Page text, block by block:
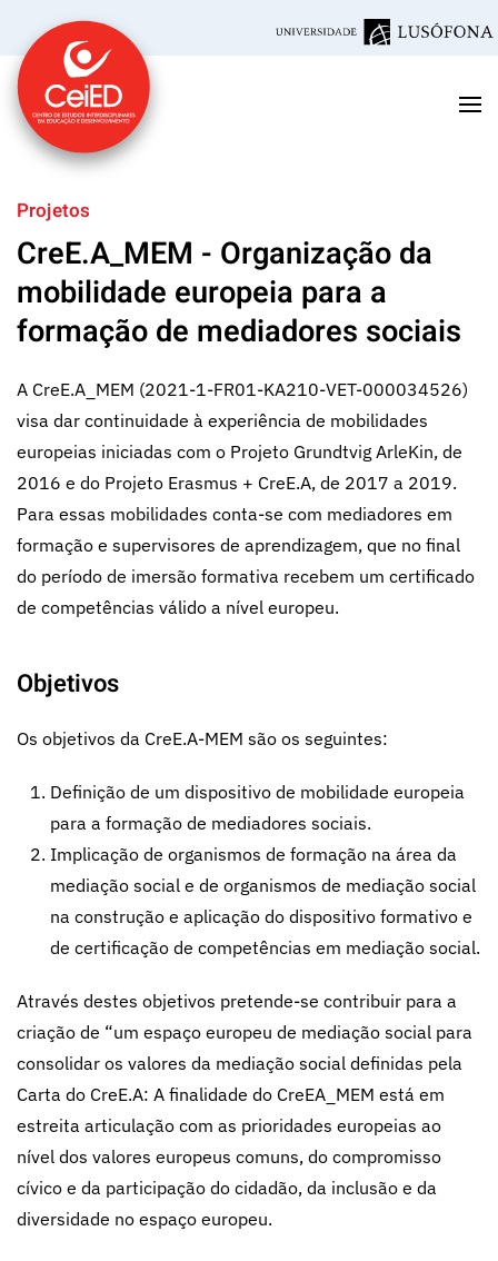
Saltar para o conteúdo principal
Projetos
CreE.A_MEM - Organização da
mobilidade europeia para a
formação de mediadores sociais
A CreE.A_MEM (2021-1-FR01-KA210-VET-000034526)
visa dar continuidade à experiência de mobilidades
europeias iniciadas com o Projeto Grundtvig ArleKin, de
2016 e do Projeto Erasmus + CreE.A, de 2017 a 2019.
Para essas mobilidades conta-se com mediadores em
formação e supervisores de aprendizagem, que no final
do período de imersão formativa recebem um certificado
de competências válido a nível europeu.
Objetivos
Os objetivos da CreE.A-MEM são os seguintes:
Definição de um dispositivo de mobilidade europeia
para a formação de mediadores sociais.
Implicação de organismos de formação na área da
mediação social e de organismos de mediação social
na construção e aplicação do dispositivo formativo e
de certificação de competências em mediação social.
Através destes objetivos pretende-se contribuir para a
criação de “um espaço europeu de mediação social para
consolidar os valores da mediação social definidas pela
Carta do CreE.A: A finalidade do CreEA_MEM está em
estreita articulação com as prioridades europeias ao
nível dos valores europeus comuns, do compromisso
cívico e da participação do cidadão, da inclusão e da
diversidade no espaço europeu.